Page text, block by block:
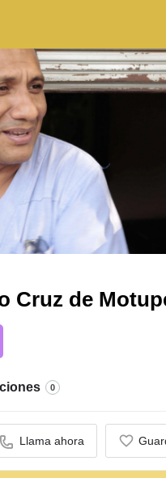
Cruz de
0
Llama ahora